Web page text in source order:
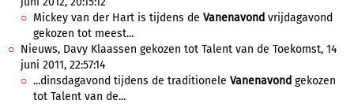
Mickey van der Hart is tijdens de Vanenavond vrijdagavond
gekozen tot meest...
Nieuws, Davy Klaassen gekozen tot Talent van de Toekomst, 14
juni 2011, 22:57:14
...dinsdagavond tijdens de traditionele Vanenavond gekozen
tot Talent van de...